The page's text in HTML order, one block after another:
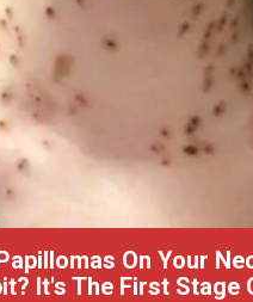
On Your
It's The First Stage